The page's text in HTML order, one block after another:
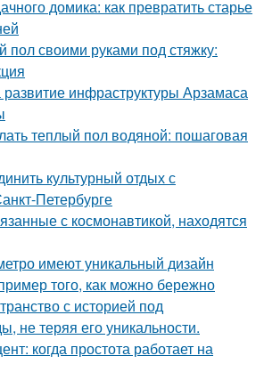
домика: как превратить старье
пол своими руками под стяжку:
инфраструктуры Арзамаса
теплый пол водяной: пошаговая
культурный отдых с
Петербурге
с космонавтикой, находятся
имеют уникальный дизайн
того, как можно бережно
с историей под
не теряя его уникальности.
когда простота работает на